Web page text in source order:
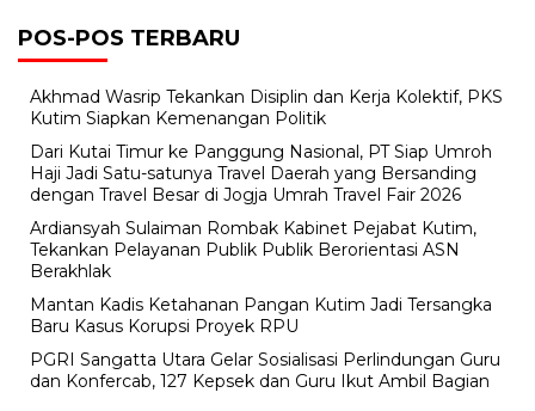
POS-POS TERBARU
Akhmad Wasrip Tekankan Disiplin dan Kerja Kolektif, PKS
Kutim Siapkan Kemenangan Politik
Dari Kutai Timur ke Panggung Nasional, PT Siap Umroh
Haji Jadi Satu-satunya Travel Daerah yang Bersanding
dengan Travel Besar di Jogja Umrah Travel Fair 2026
Ardiansyah Sulaiman Rombak Kabinet Pejabat Kutim,
Tekankan Pelayanan Publik Publik Berorientasi ASN
Berakhlak
Mantan Kadis Ketahanan Pangan Kutim Jadi Tersangka
Baru Kasus Korupsi Proyek RPU
PGRI Sangatta Utara Gelar Sosialisasi Perlindungan Guru
dan Konfercab, 127 Kepsek dan Guru Ikut Ambil Bagian